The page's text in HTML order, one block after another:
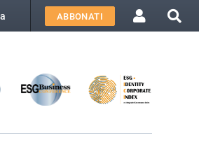
ABBONATI